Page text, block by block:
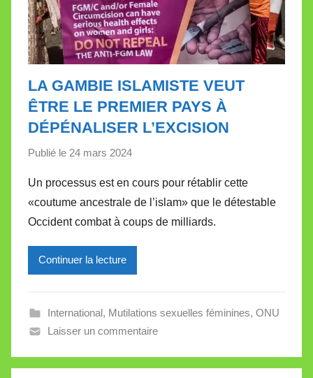
LA GAMBIE ISLAMISTE VEUT
ÊTRE LE PREMIER PAYS À
DÉPÉNALISER L’EXCISION
Publié le 24 mars 2024
r
M
i
r
l
e
a
Un processus est en cours pour rétablir cette
«coutume ancestrale de l’islam» que le détestable
Occident combat à coups de milliards.
Continuer la lecture
International, Mutilations sexuelles féminines, ONU
Laisser un commentaire